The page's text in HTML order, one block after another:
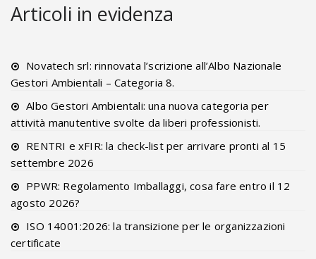
Articoli in evidenza
Novatech srl: rinnovata l’scrizione all’Albo Nazionale
Gestori Ambientali – Categoria 8.
Albo Gestori Ambientali: una nuova categoria per
attività manutentive svolte da liberi professionisti.
RENTRI e xFIR: la check-list per arrivare pronti al 15
settembre 2026
PPWR: Regolamento Imballaggi, cosa fare entro il 12
agosto 2026?
ISO 14001:2026: la transizione per le organizzazioni
certificate